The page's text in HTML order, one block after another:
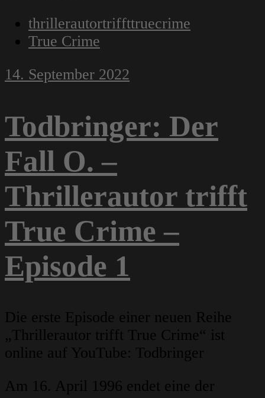
thrillerautortriffttruecrime
True Crime
14. September 2022
Todbringer: Der
Fall O. –
Thrillerautor trifft
True Crime –
Episode 1
Die erste Episode einer neuen Reihe
„Thrillerautor trifft True Crime“ ist
online auf YouTube: Todbringer
Am 16. April 1996 endet eine der